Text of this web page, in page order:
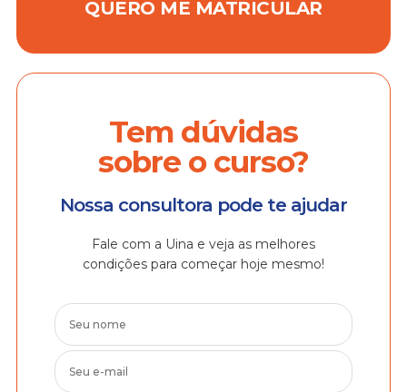
QUERO ME MATRICULAR
Tem dúvidas
sobre o curso?
Nossa consultora pode te ajudar
Fale com a Uina e veja as melhores
condições para começar hoje mesmo!